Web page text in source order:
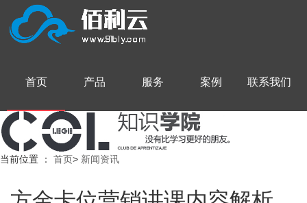
首页 产品 服务 案例 联系我们
当前位置 ： 首页> 新闻资讯